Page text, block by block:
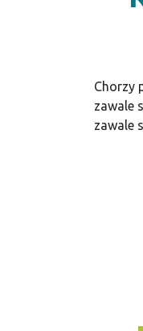
Chorzy
zawale
zawale